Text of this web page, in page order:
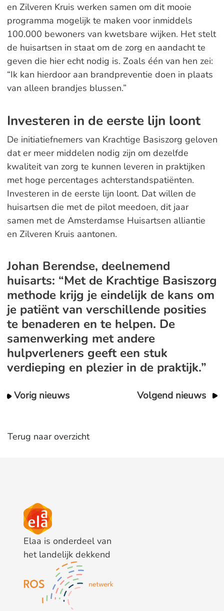
en Zilveren Kruis werken samen om dit mooie
programma mogelijk te maken voor inmiddels
100.000 bewoners van kwetsbare wijken. Het stelt
de huisartsen in staat om de zorg en aandacht te
geven die hier echt nodig is. Zoals één van hen zei:
“Ik kan hierdoor aan brandpreventie doen in plaats
van alleen brandjes blussen.”
Investeren in de eerste lijn loont
De initiatiefnemers van Krachtige Basiszorg geloven
dat er meer middelen nodig zijn om dezelfde
kwaliteit van zorg te kunnen leveren in praktijken
met hoge percentages achterstandspatiënten.
Investeren in de eerste lijn loont. Dat willen de
huisartsen die met de pilot meedoen, dit jaar
samen met de Amsterdamse Huisartsen alliantie
en Zilveren Kruis aantonen.
Johan Berendse, deelnemend
huisarts: “Met de Krachtige Basiszorg
methode krijg je eindelijk de kans om
je patiënt van verschillende posities
te benaderen en te helpen. De
samenwerking met andere
hulpverleners geeft een stuk
verdieping en plezier in de praktijk.”
Vorig nieuws Volgend nieuws
Terug naar overzicht
Elaa is onderdeel van
het landelijk dekkend